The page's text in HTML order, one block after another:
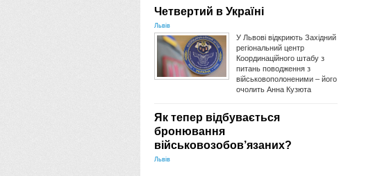
Четвертий в Україні
Львів
У Львові відкриють Західний
регіональний центр
Координаційного штабу з
питань поводження з
військовополоненими – його
очолить Анна Кузюта
Як тепер відбувається
бронювання
військовозобов’язаних?
Львів